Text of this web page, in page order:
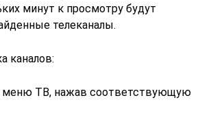
минут к просмотру будут
телеканалы.
каналов:
меню ТВ, нажав соответствующую